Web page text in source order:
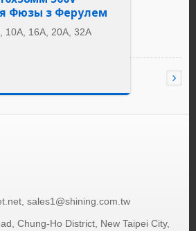
Фюзы з Ферулем
10A, 16A, 20A, 32A
sales1@shining.com.tw
Chung-Ho District, New Taipei City,